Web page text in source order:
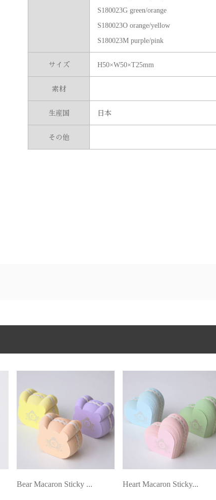
S180023G green/orange
S180023O orange/yellow
S180023M purple/pink
サイズ H50×W50×T25mm
素材
生産国 日本
その他
Bear Macaron Sticky ... Heart Macaron Sticky...